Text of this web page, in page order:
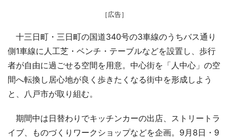
［広告］
十三日町・三日町の国道340号の3車線のうちバス通り
側1車線に人工芝・ベンチ・テーブルなどを設置し、歩行
者が自由に過ごせる空間を用意。中心街を「人中心」の空
間へ転換し居心地が良く歩きたくなる街中を形成しよう
と、八戸市が取り組む。
期間中は日替わりでキッチンカーの出店、ストリートラ
イブ、ものづくりワークショップなどを企画。9月8日・9